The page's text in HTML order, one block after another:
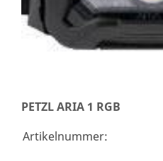
PETZL ARIA 1 RGB
Artikelnummer: